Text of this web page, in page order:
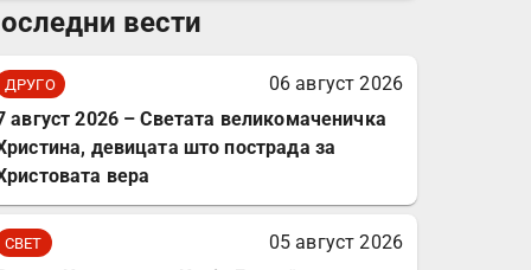
комплет за заштита на
вести
ДРУГО
06 август 2026
август 2026 – Светата великомаченичка
девицата што пострада за
вера
СВЕТ
05 август 2026